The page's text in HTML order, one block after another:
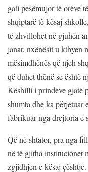
gati pesëmujor të orëve
shqiptarë të kësaj
të zhvillohet në gjuhën
janar, nxënësit u kthyen
mësimdhënës që njeh
që duhet thënë se është
Këshilli i prindëve gjatë
shumta dhe ka përjetuar
fabrikuar nga drejtoria e
Që në shtator, pra nga
në të gjitha institucionet
zgjidhjen e kësaj çështje.